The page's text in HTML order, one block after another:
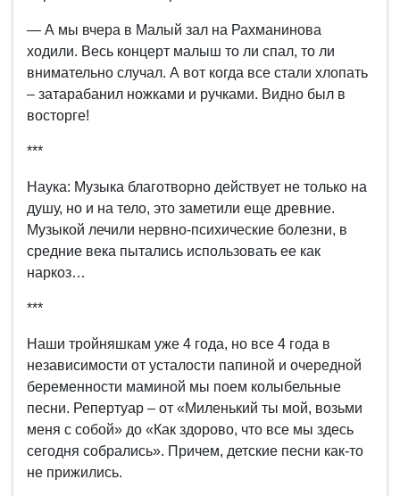
— А мы вчера в Малый зал на Рахманинова
ходили. Весь концерт малыш то ли спал, то ли
внимательно случал. А вот когда все стали хлопать
– затарабанил ножками и ручками. Видно был в
восторге!
***
Наука: Музыка благотворно действует не только на
душу, но и на тело, это заметили еще древние.
Музыкой лечили нервно-психические болезни, в
средние века пытались использовать ее как
наркоз…
***
Наши тройняшкам уже 4 года, но все 4 года в
независимости от усталости папиной и очередной
беременности маминой мы поем колыбельные
песни. Репертуар – от «Миленький ты мой, возьми
меня с собой» до «Как здорово, что все мы здесь
сегодня собрались». Причем, детские песни как-то
не прижились.